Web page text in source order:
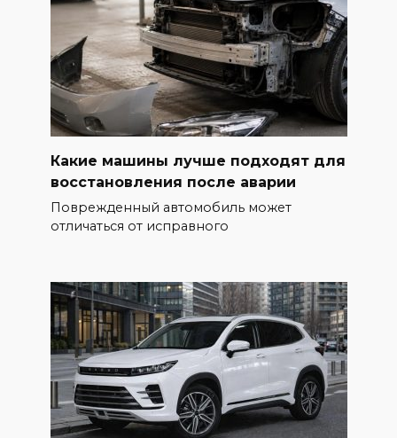
Какие машины лучше подходят для
восстановления после аварии
Поврежденный автомобиль может
отличаться от исправного